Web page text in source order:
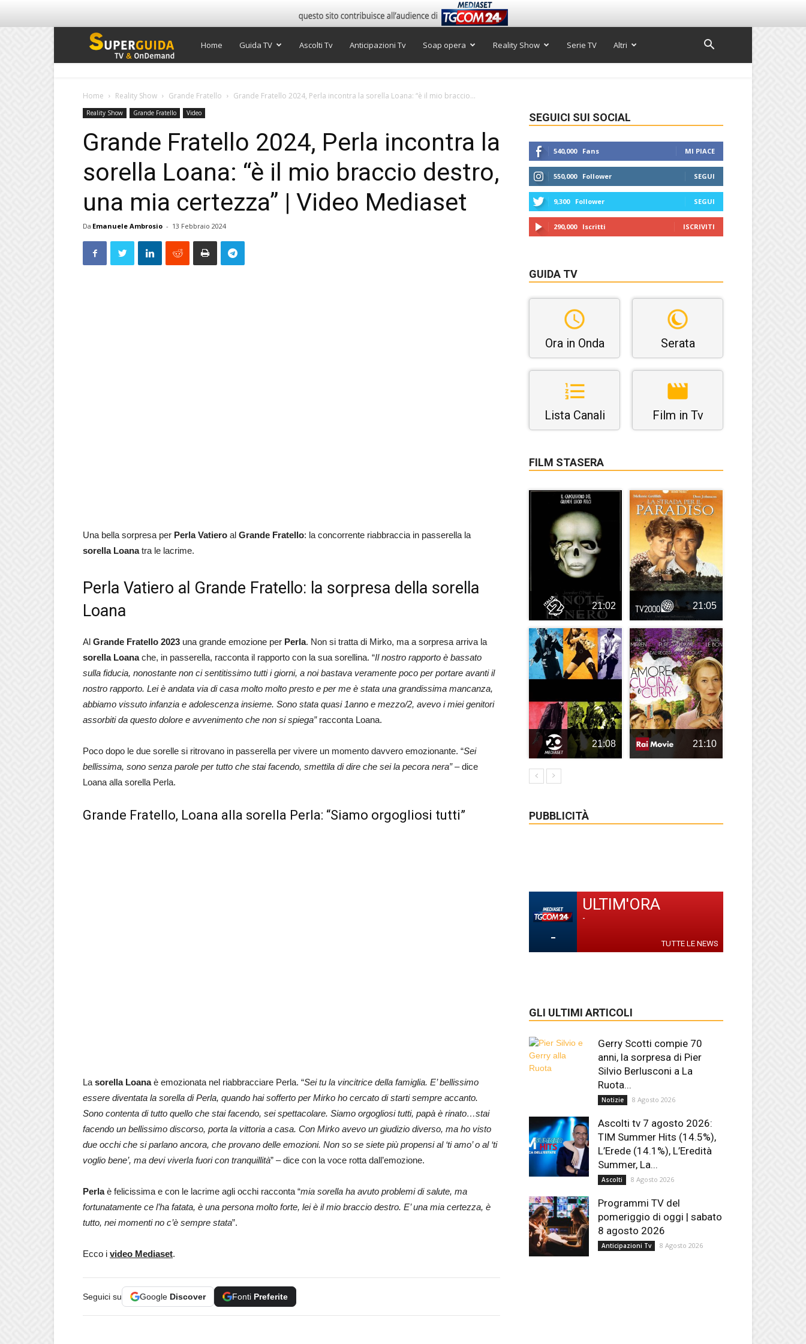
Super
TV
Home Guida TV Ascolti Tv Anticipazioni Tv Soap opera Reality Show Serie TV Altri
Home Reality Show Grande Fratello Grande Fratello 2024, Perla incontra la sorella Loana: “è il mio braccio...
Reality Show Grande Fratello Video
Grande Fratello 2024, Perla incontra la
sorella Loana: “è il mio braccio destro,
una mia certezza” | Video Mediaset
Da Emanuele Ambrosio - 13 Febbraio 2024
Una bella sorpresa per Perla Vatiero al Grande Fratello: la concorrente riabbraccia in passerella la
sorella Loanatra le lacrime.
Perla Vatiero al Grande Fratello: la sorpresa della sorella
Loana
Al Grande Fratello 2023 una grande emozione per Perla. Non si tratta di Mirko, ma a sorpresa arriva la
sorella Loanache, in passerella, racconta il rapporto con la sua sorellina. “Il nostro rapporto è bassato
sulla fiducia, nonostante non ci sentitissimo tutti i giorni, a noi bastava veramente poco per portare avanti il
nostro rapporto. Lei è andata via di casa molto molto presto e per me è stata una grandissima mancanza,
abbiamo vissuto infanzia e adolescenza insieme. Sono stata quasi 1anno e mezzo/2, avevo i miei genitori
assorbiti da questo dolore e avvenimento che non si spiega”racconta Loana.
Poco dopo le due sorelle si ritrovano in passerella per vivere un momento davvero emozionante. “Sei
bellissima, sono senza parole per tutto che stai facendo, smettila di dire che sei la pecora nera” –dice
Loana alla sorella Perla.
Grande Fratello, Loana alla sorella Perla: “Siamo orgogliosi tutti”
La sorella Loanaè emozionata nel riabbracciare Perla. “Sei tu la vincitrice della famiglia. E’ bellissimo
essere diventata la sorella di Perla, quando hai sofferto per Mirko ho cercato di starti sempre accanto.
Sono contenta di tutto quello che stai facendo, sei spettacolare. Siamo orgogliosi tutti, papà è rinato…stai
facendo un bellissimo discorso, porta la vittoria a casa. Con Mirko avevo un giudizio diverso, ma ho visto
due occhi che si parlano ancora, che provano delle emozioni. Non so se siete più propensi al ‘ti amo’ o al ‘ti
voglio bene’, ma devi viverla fuori con tranquillità” – dice con la voce rotta dall’emozione.
Perlaè felicissima e con le lacrime agli occhi racconta “mia sorella ha avuto problemi di salute, ma
fortunatamente ce l’ha fatata, è una persona molto forte, lei è il mio braccio destro. E’ una mia certezza, è
tutto, nei momenti no c’è sempre stata”.
Ecco i video Mediaset.
Seguici su Google Discover Fonti Preferite
SEGUICI SUI SOCIAL
540,000 Fans MI PIACE
550,000 Follower SEGUI
9,300 Follower SEGUI
290,000 Iscritti ISCRIVITI
GUIDA TV
Ora in Onda Serata
Lista Canali Film in Tv
FILM STASERA
21:02 21:05
21:08 21:10
PUBBLICITÀ
-
ULTIM'ORA
-
TUTTE LE NEWS
GLI ULTIMI ARTICOLI
Gerry Scotti compie 70
anni, la sorpresa di Pier
Silvio Berlusconi a La
Ruota...
Notizie 8 Agosto 2026
Ascolti tv 7 agosto 2026:
TIM Summer Hits (14.5%),
L’Erede (14.1%), L’Eredità
Summer, La...
Ascolti 8 Agosto 2026
Programmi TV del
pomeriggio di oggi | sabato
8 agosto 2026
Anticipazioni Tv 8 Agosto 2026